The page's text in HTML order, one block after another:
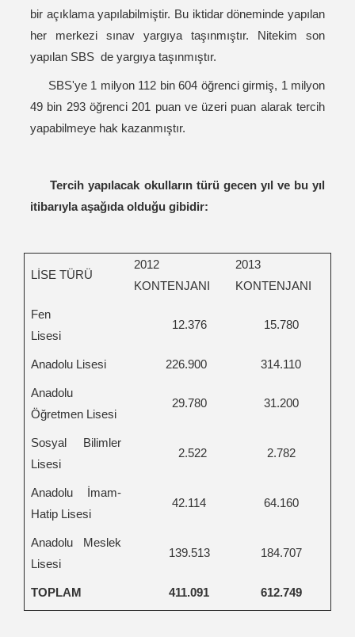
bir açıklama yapılabilmiştir. Bu iktidar döneminde yapılan
her merkezi sınav yargıya taşınmıştır. Nitekim son
yapılan SBS de yargıya taşınmıştır.
SBS'ye 1 milyon 112 bin 604 öğrenci girmiş, 1 milyon
49 bin 293 öğrenci 201 puan ve üzeri puan alarak tercih
yapabilmeye hak kazanmıştır.
Tercih yapılacak okulların türü gecen yıl ve bu yıl
itibarıyla aşağıda olduğu gibidir:
LİSE TÜRÜ
2012
KONTENJANI
2013
KONTENJANI
Fen
Lisesi
12.376 15.780
Anadolu Lisesi 226.900 314.110
Anadolu
Öğretmen Lisesi
29.780 31.200
Sosyal Bilimler
Lisesi
2.522 2.782
Anadolu İmam-
Hatip Lisesi
42.114 64.160
Anadolu Meslek
Lisesi
139.513 184.707
TOPLAM 411.091 612.749